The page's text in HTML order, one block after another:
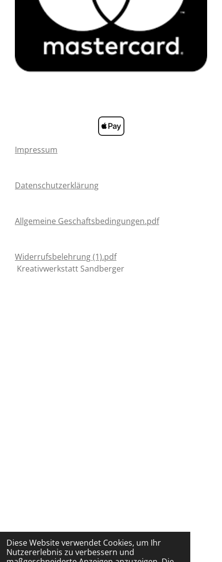
Diese Website verwendet Cookies, um Ihr
Nutzererlebnis zu verbessern und
Impressum
Datenschutzerklärung
Allgemeine Geschaftsbedingungen.pdf
Widerrufsbelehrung (1).pdf
Kreativwerkstatt Sandberger